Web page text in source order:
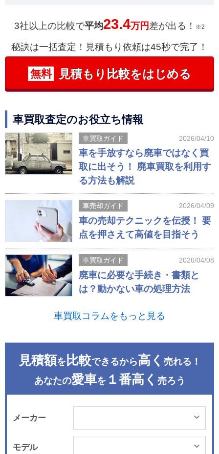
3社以上の比較で平均23.4万円差が出る！ ※2
秘訣は一括査定！見積もり依頼は45秒で完了！
無料 見積もり比較をはじめる
車買取査定のお役立ち情報
車買取ガイド 2026/04/10
車を手放すなら廃車ではなく買
取に出そう！ 廃車買取を利用す
る方法も解説
車売却ガイド 2026/04/09
車の売却テクニックを伝授！ 要
点を押さえて高値を目指そう
車買取ガイド 2026/04/08
廃車に必要な手続き・書類と
は？動かない車の処理方法
車買取コラムをもっと見る
見積額を 比較できるから高く 売れる！
あなたの愛車を １番高く 売ろう
メーカー
モデル